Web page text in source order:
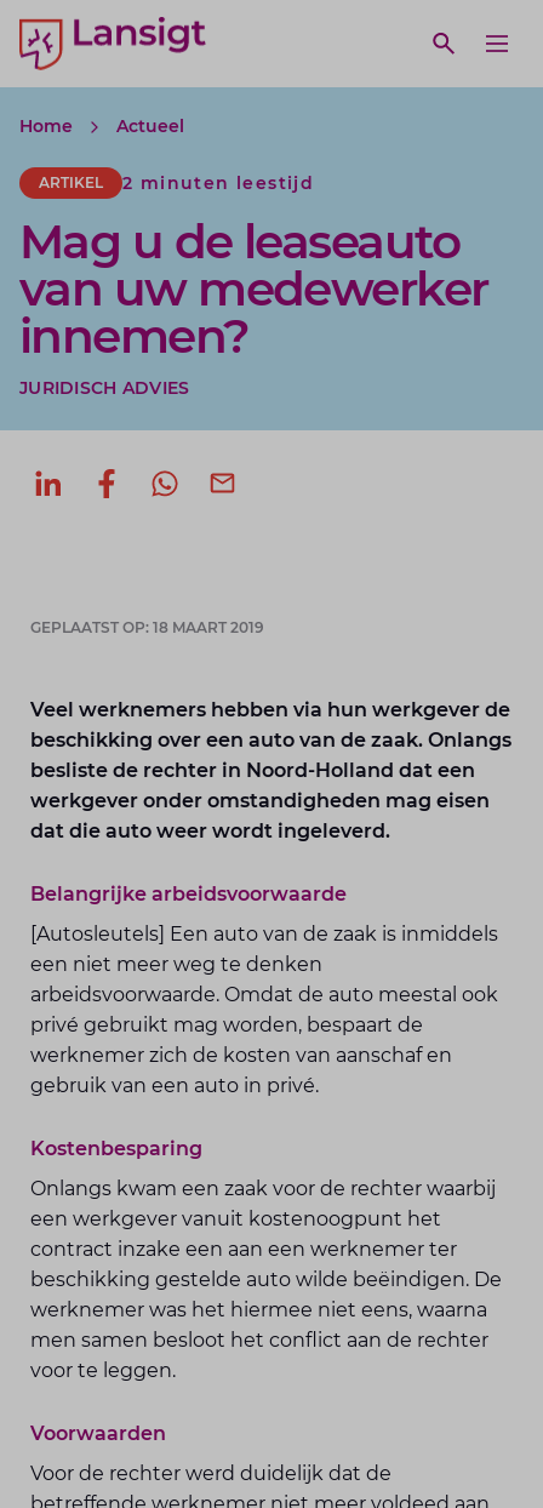
Lansigt Accountants logo
Open
search website
Home Actueel
ARTIKEL 2 minuten leestijd
Mag u de leaseauto
van uw medewerker
innemen?
JURIDISCH ADVIES
Deel op LinkedIn
Deel op Facebook
GEPLAATST OP: 18 MAART 2019
Veel werknemers hebben via hun werkgever de
beschikking over een auto van de zaak. Onlangs
besliste de rechter in Noord-Holland dat een
werkgever onder omstandigheden mag eisen
dat die auto weer wordt ingeleverd.
Belangrijke arbeidsvoorwaarde
[Autosleutels] Een auto van de zaak is inmiddels
een niet meer weg te denken
arbeidsvoorwaarde. Omdat de auto meestal ook
privé gebruikt mag worden, bespaart de
werknemer zich de kosten van aanschaf en
gebruik van een auto in privé.
Kostenbesparing
Onlangs kwam een zaak voor de rechter waarbij
een werkgever vanuit kostenoogpunt het
contract inzake een aan een werknemer ter
beschikking gestelde auto wilde beëindigen. De
werknemer was het hiermee niet eens, waarna
men samen besloot het conflict aan de rechter
voor te leggen.
Voorwaarden
Voor de rechter werd duidelijk dat de